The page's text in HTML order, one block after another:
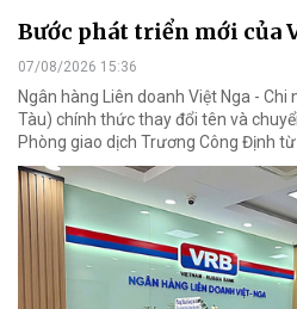
Bước phát triển mới của
07/08/2026 15:36
Ngân hàng Liên doanh Việt Nga - Chi
Tàu) chính thức thay đổi tên và
Phòng giao dịch Trương Công Định